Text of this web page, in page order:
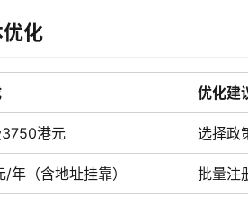
优化
优化建
港元 选择政
年（含地址挂靠） 批量注